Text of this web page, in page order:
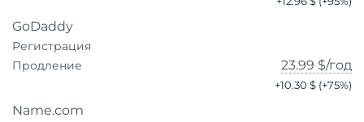
GoDaddy
Регистрация
Продление
23.99 $/год
+10.30 $ (+75%)
Name.com